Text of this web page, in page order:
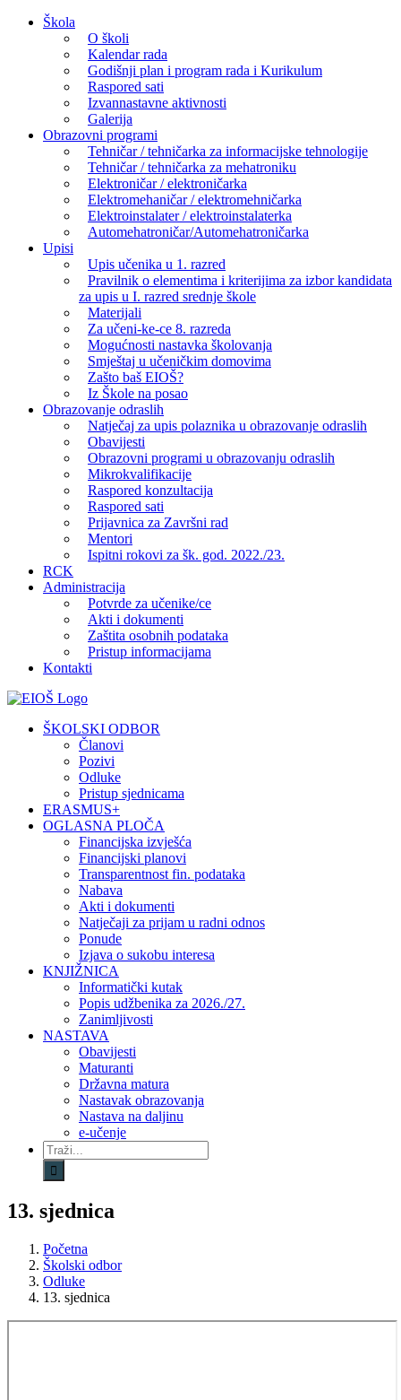
Skip
Škola
O školi
Kalendar rada
Godišnji plan i program rada i Kurikulum
Raspored sati
Izvannastavne aktivnosti
Galerija
Obrazovni programi
Tehničar / tehničarka za informacijske tehnologije
Tehničar / tehničarka za mehatroniku
Elektroničar / elektroničarka
Elektromehaničar / elektromehničarka
Elektroinstalater / elektroinstalaterka
Automehatroničar/Automehatroničarka
Upisi
Upis učenika u 1. razred
Pravilnik o elementima i kriterijima za izbor kandidata
za upis u I. razred srednje škole
Materijali
Za učeni-ke-ce 8. razreda
Mogućnosti nastavka školovanja
Smještaj u učeničkim domovima
Zašto baš EIOŠ?
Iz Škole na posao
Obrazovanje odraslih
Natječaj za upis polaznika u obrazovanje odraslih
Obavijesti
Obrazovni programi u obrazovanju odraslih
Mikrokvalifikacije
Raspored konzultacija
Raspored sati
Prijavnica za Završni rad
Mentori
Ispitni rokovi za šk. god. 2022./23.
RCK
Administracija
Potvrde za učenike/ce
Akti i dokumenti
Zaštita osobnih podataka
Pristup informacijama
Kontakti
Facebook
YouTube
X
Pinterest
ŠKOLSKI ODBOR
Članovi
Pozivi
Odluke
Pristup sjednicama
ERASMUS+
OGLASNA PLOČA
Financijska izvješća
Financijski planovi
Transparentnost fin. podataka
Nabava
Akti i dokumenti
Natječaji za prijam u radni odnos
Ponude
Izjava o sukobu interesa
KNJIŽNICA
Informatički kutak
Popis udžbenika za 2026./27.
Zanimljivosti
NASTAVA
Obavijesti
Maturanti
Državna matura
Nastavak obrazovanja
Nastava na daljinu
e-učenje
Traži...
13. sjednica
Početna
Školski odbor
Odluke
13. sjednica